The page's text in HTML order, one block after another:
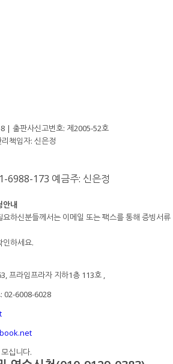
| 출판사신고번호: 제2005-52호
책임자: 신은정
6988-173 예금주: 신은정
안내
하신분들께서는 이메일 또는 팩스를 통해 증빙서류
인하세요.
프라임프라자 지하1층 113호 ,
02-6008-6028
십니다.